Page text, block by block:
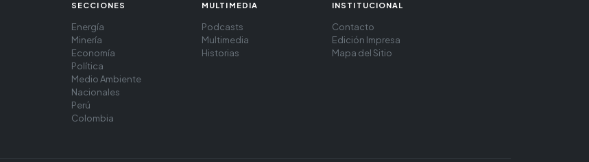
SECCIONES
Energía
Minería
Economía
Política
Medio Ambiente
Nacionales
Perú
Colombia
MULTIMEDIA
Podcasts
Multimedia
Historias
INSTITUCIONAL
Contacto
Edición Impresa
Mapa del Sitio